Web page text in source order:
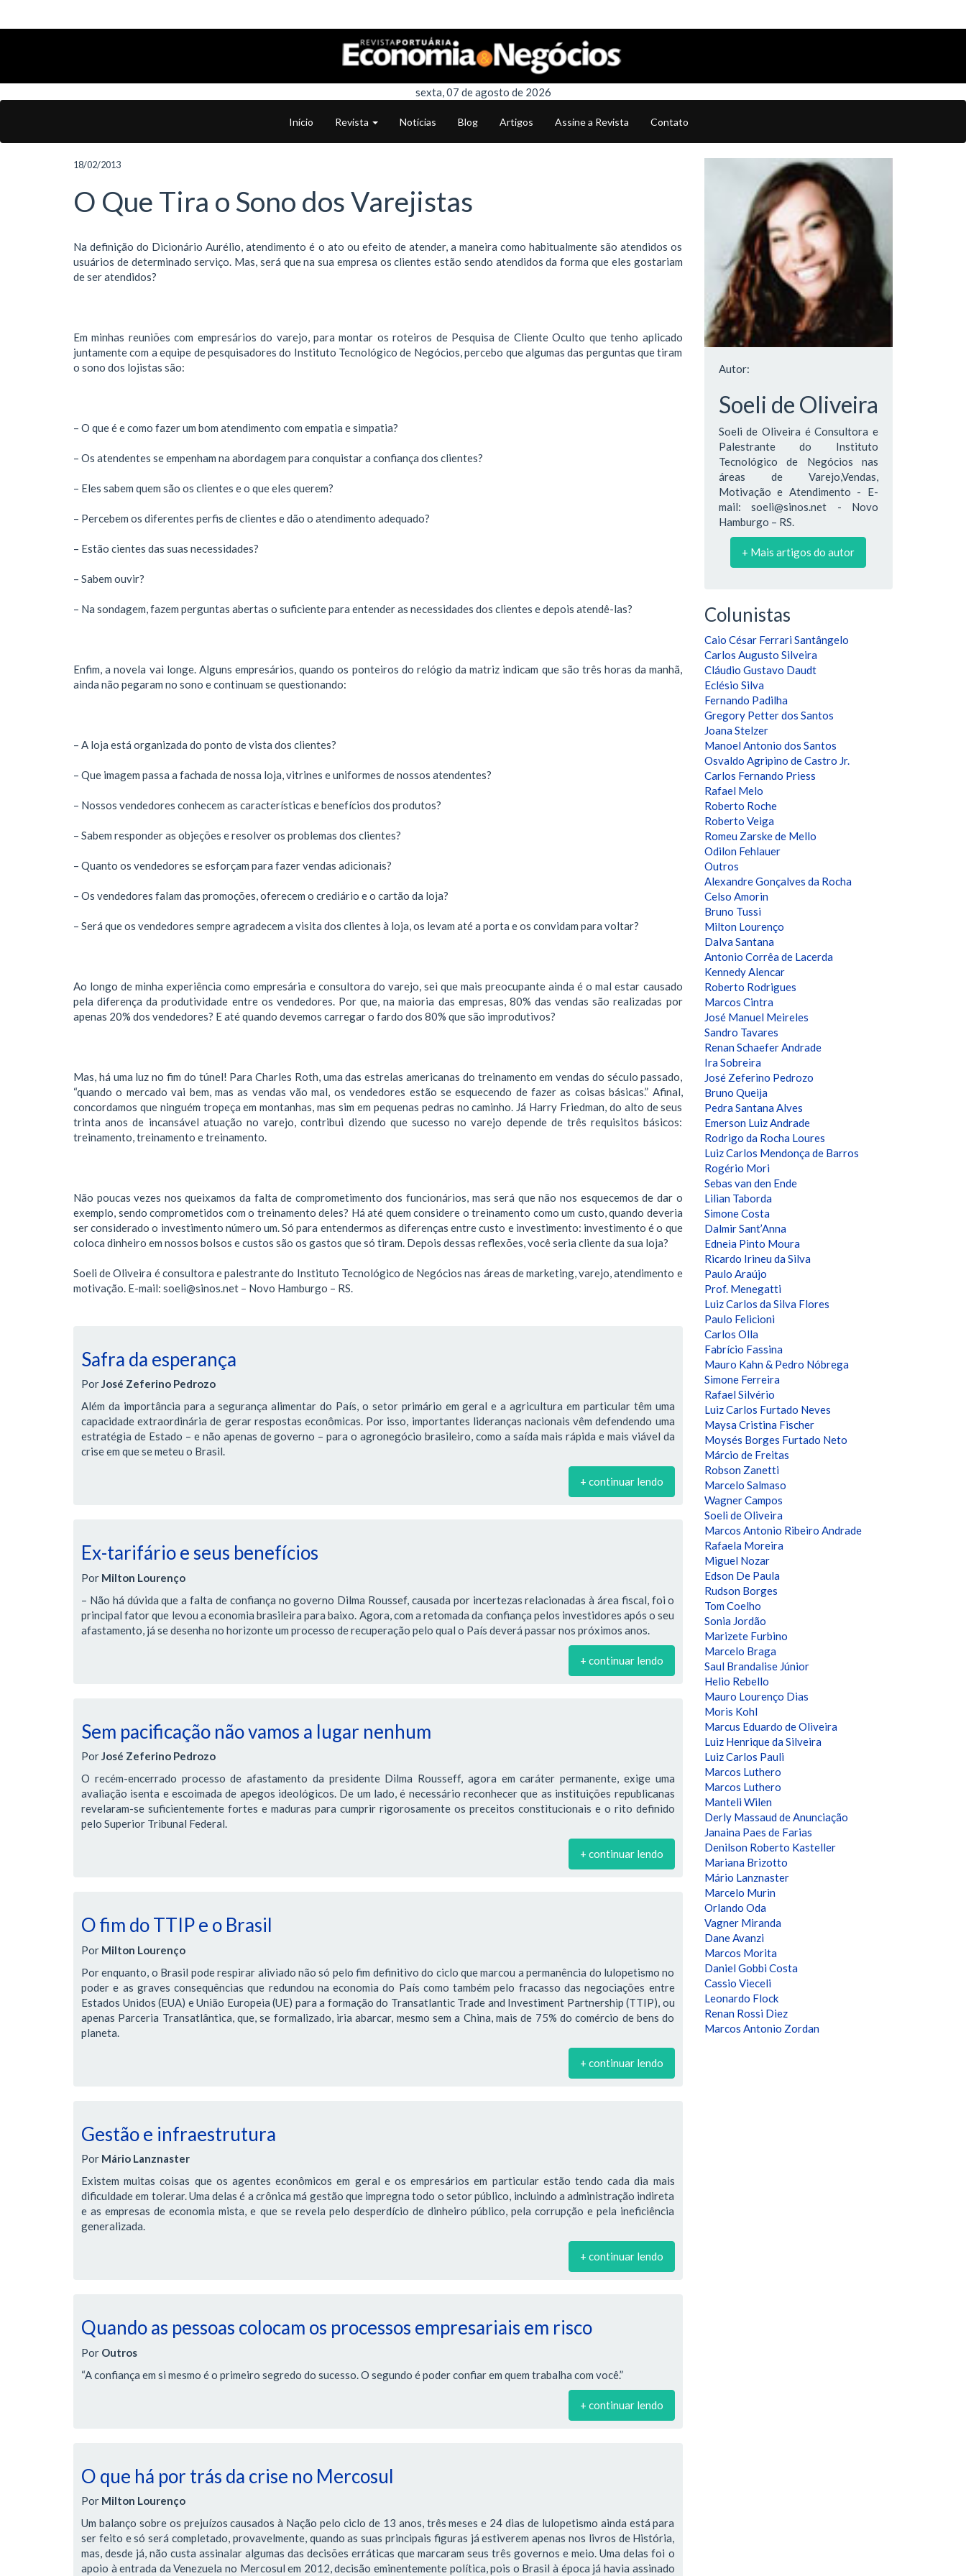
sexta, 07 de agosto de 2026
Início Revista Notícias Blog Artigos Assine a Revista Contato
18/02/2013
O Que Tira o Sono dos Varejistas
Na definição do Dicionário Aurélio, atendimento é o ato ou efeito de atender, a maneira como habitualmente são atendidos os
usuários de determinado serviço. Mas, será que na sua empresa os clientes estão sendo atendidos da forma que eles gostariam
de ser atendidos?
Em minhas reuniões com empresários do varejo, para montar os roteiros de Pesquisa de Cliente Oculto que tenho aplicado
juntamente com a equipe de pesquisadores do Instituto Tecnológico de Negócios, percebo que algumas das perguntas que tiram
o sono dos lojistas são:
– O que é e como fazer um bom atendimento com empatia e simpatia?
– Os atendentes se empenham na abordagem para conquistar a confiança dos clientes?
– Eles sabem quem são os clientes e o que eles querem?
– Percebem os diferentes perfis de clientes e dão o atendimento adequado?
– Estão cientes das suas necessidades?
– Sabem ouvir?
– Na sondagem, fazem perguntas abertas o suficiente para entender as necessidades dos clientes e depois atendê-las?
Enfim, a novela vai longe. Alguns empresários, quando os ponteiros do relógio da matriz indicam que são três horas da manhã,
ainda não pegaram no sono e continuam se questionando:
– A loja está organizada do ponto de vista dos clientes?
– Que imagem passa a fachada de nossa loja, vitrines e uniformes de nossos atendentes?
– Nossos vendedores conhecem as características e benefícios dos produtos?
– Sabem responder as objeções e resolver os problemas dos clientes?
– Quanto os vendedores se esforçam para fazer vendas adicionais?
– Os vendedores falam das promoções, oferecem o crediário e o cartão da loja?
– Será que os vendedores sempre agradecem a visita dos clientes à loja, os levam até a porta e os convidam para voltar?
Ao longo de minha experiência como empresária e consultora do varejo, sei que mais preocupante ainda é o mal estar causado
pela diferença da produtividade entre os vendedores. Por que, na maioria das empresas, 80% das vendas são realizadas por
apenas 20% dos vendedores? E até quando devemos carregar o fardo dos 80% que são improdutivos?
Mas, há uma luz no fim do túnel! Para Charles Roth, uma das estrelas americanas do treinamento em vendas do século passado,
“quando o mercado vai bem, mas as vendas vão mal, os vendedores estão se esquecendo de fazer as coisas básicas.” Afinal,
concordamos que ninguém tropeça em montanhas, mas sim em pequenas pedras no caminho. Já Harry Friedman, do alto de seus
trinta anos de incansável atuação no varejo, contribui dizendo que sucesso no varejo depende de três requisitos básicos:
treinamento, treinamento e treinamento.
Não poucas vezes nos queixamos da falta de comprometimento dos funcionários, mas será que não nos esquecemos de dar o
exemplo, sendo comprometidos com o treinamento deles? Há até quem considere o treinamento como um custo, quando deveria
ser considerado o investimento número um. Só para entendermos as diferenças entre custo e investimento: investimento é o que
coloca dinheiro em nossos bolsos e custos são os gastos que só tiram. Depois dessas reflexões, você seria cliente da sua loja?
Soeli de Oliveira é consultora e palestrante do Instituto Tecnológico de Negócios nas áreas de marketing, varejo, atendimento e
motivação. E-mail: soeli@sinos.net – Novo Hamburgo – RS.
Safra da esperança
PorJosé Zeferino Pedrozo
Além da importância para a segurança alimentar do País, o setor primário em geral e a agricultura em particular têm uma
capacidade extraordinária de gerar respostas econômicas. Por isso, importantes lideranças nacionais vêm defendendo uma
estratégia de Estado – e não apenas de governo – para o agronegócio brasileiro, como a saída mais rápida e mais viável da
crise em que se meteu o Brasil.
+ continuar lendo
Ex-tarifário e seus benefícios
Por Milton Lourenço
– Não há dúvida que a falta de confiança no governo Dilma Roussef, causada por incertezas relacionadas à área fiscal, foi o
principal fator que levou a economia brasileira para baixo. Agora, com a retomada da confiança pelos investidores após o seu
afastamento, já se desenha no horizonte um processo de recuperação pelo qual o País deverá passar nos próximos anos.
+ continuar lendo
Sem pacificação não vamos a lugar nenhum
PorJosé Zeferino Pedrozo
O recém-encerrado processo de afastamento da presidente Dilma Rousseff, agora em caráter permanente, exige uma
avaliação isenta e escoimada de apegos ideológicos. De um lado, é necessário reconhecer que as instituições republicanas
revelaram-se suficientemente fortes e maduras para cumprir rigorosamente os preceitos constitucionais e o rito definido
pelo Superior Tribunal Federal.
+ continuar lendo
O fim do TTIP e o Brasil
Por Milton Lourenço
Por enquanto, o Brasil pode respirar aliviado não só pelo fim definitivo do ciclo que marcou a permanência do lulopetismo no
poder e as graves consequências que redundou na economia do País como também pelo fracasso das negociações entre
Estados Unidos (EUA) e União Europeia (UE) para a formação do Transatlantic Trade and Investiment Partnership (TTIP), ou
apenas Parceria Transatlântica, que, se formalizado, iria abarcar, mesmo sem a China, mais de 75% do comércio de bens do
planeta.
+ continuar lendo
Gestão e infraestrutura
Por Mário Lanznaster
Existem muitas coisas que os agentes econômicos em geral e os empresários em particular estão tendo cada dia mais
dificuldade em tolerar. Uma delas é a crônica má gestão que impregna todo o setor público, incluindo a administração indireta
e as empresas de economia mista, e que se revela pelo desperdício de dinheiro público, pela corrupção e pela ineficiência
generalizada.
+ continuar lendo
Quando as pessoas colocam os processos empresariais em risco
Por Outros
“A confiança em si mesmo é o primeiro segredo do sucesso. O segundo é poder confiar em quem trabalha com você.”
+ continuar lendo
O que há por trás da crise no Mercosul
Por Milton Lourenço
Um balanço sobre os prejuízos causados à Nação pelo ciclo de 13 anos, três meses e 24 dias de lulopetismo ainda está para
ser feito e só será completado, provavelmente, quando as suas principais figuras já estiverem apenas nos livros de História,
mas, desde já, não custa assinalar algumas das decisões erráticas que marcaram seus três governos e meio. Uma delas foi o
apoio à entrada da Venezuela no Mercosul em 2012, decisão eminentemente política, pois o Brasil à época já havia assinado
Autor:
Soeli de Oliveira
Soeli de Oliveira é Consultora e
Palestrante do Instituto
Tecnológico de Negócios nas
áreas de Varejo,Vendas,
Motivação e Atendimento - E-
mail: soeli@sinos.net - Novo
Hamburgo – RS.
+ Mais artigos do autor
Colunistas
Caio César Ferrari Santângelo
Carlos Augusto Silveira
Cláudio Gustavo Daudt
Eclésio Silva
Fernando Padilha
Gregory Petter dos Santos
Joana Stelzer
Manoel Antonio dos Santos
Osvaldo Agripino de Castro Jr.
Carlos Fernando Priess
Rafael Melo
Roberto Roche
Roberto Veiga
Romeu Zarske de Mello
Odilon Fehlauer
Outros
Alexandre Gonçalves da Rocha
Celso Amorin
Bruno Tussi
Milton Lourenço
Dalva Santana
Antonio Corrêa de Lacerda
Kennedy Alencar
Roberto Rodrigues
Marcos Cintra
José Manuel Meireles
Sandro Tavares
Renan Schaefer Andrade
Ira Sobreira
José Zeferino Pedrozo
Bruno Queija
Pedra Santana Alves
Emerson Luiz Andrade
Rodrigo da Rocha Loures
Luiz Carlos Mendonça de Barros
Rogério Mori
Sebas van den Ende
Lilian Taborda
Simone Costa
Dalmir Sant’Anna
Edneia Pinto Moura
Ricardo Irineu da Silva
Paulo Araújo
Prof. Menegatti
Luiz Carlos da Silva Flores
Paulo Felicioni
Carlos Olla
Fabrício Fassina
Mauro Kahn & Pedro Nóbrega
Simone Ferreira
Rafael Silvério
Luiz Carlos Furtado Neves
Maysa Cristina Fischer
Moysés Borges Furtado Neto
Márcio de Freitas
Robson Zanetti
Marcelo Salmaso
Wagner Campos
Soeli de Oliveira
Marcos Antonio Ribeiro Andrade
Rafaela Moreira
Miguel Nozar
Edson De Paula
Rudson Borges
Tom Coelho
Sonia Jordão
Marizete Furbino
Marcelo Braga
Saul Brandalise Júnior
Helio Rebello
Mauro Lourenço Dias
Moris Kohl
Marcus Eduardo de Oliveira
Luiz Henrique da Silveira
Luiz Carlos Pauli
Marcos Luthero
Marcos Luthero
Manteli Wilen
Derly Massaud de Anunciação
Janaina Paes de Farias
Denilson Roberto Kasteller
Mariana Brizotto
Mário Lanznaster
Marcelo Murin
Orlando Oda
Vagner Miranda
Dane Avanzi
Marcos Morita
Daniel Gobbi Costa
Cassio Vieceli
Leonardo Flock
Renan Rossi Diez
Marcos Antonio Zordan